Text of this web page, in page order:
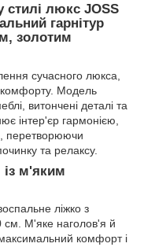
стилі люкс JOSS
гарнітур
золотим
сучасного люкса,
комфорту. Модель
витончені деталі та
інтер'єр гармонією,
перетворюючи
та релаксу.
із м'яким
ліжко з
см. М'яке наголов'я й
комфорт і